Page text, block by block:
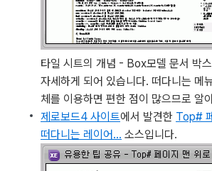
타일 시트의 개념 - Box모델 문서 박
자세하게 되어 있습니다. 떠다니는 메
체를 이용하면 편한 점이 많으므로 알
제로보드4 사이트에서 발견한 Top#
떠다니는 레이어... 소스입니다.